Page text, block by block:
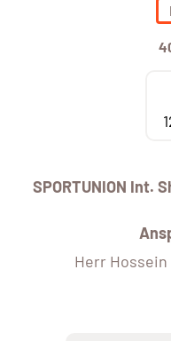
SPORTUNION Int.
Herr